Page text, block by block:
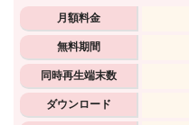
月額料金
無料期間
同時再生端末数
ダウンロード